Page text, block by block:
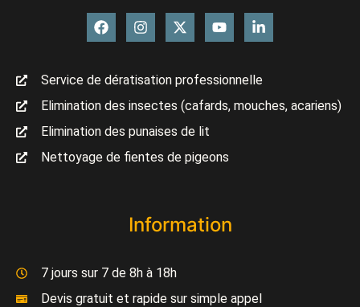
Service de dératisation professionnelle
Elimination des insectes (cafards, mouches, acariens)
Elimination des punaises de lit
Nettoyage de fientes de pigeons
Information
7 jours sur 7 de 8h à 18h
Devis gratuit et rapide sur simple appel